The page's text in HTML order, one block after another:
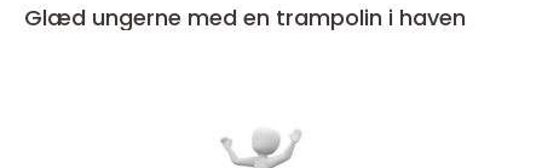
Glæd ungerne med en trampolin i haven